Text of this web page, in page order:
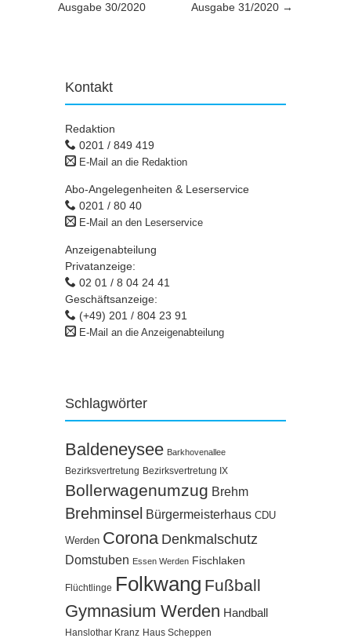
Ausgabe 30/2020
Ausgabe 31/2020 →
Kontakt
Redaktion
0201 / 849 419
E-Mail an die Redaktion
Abo-Angelegenheiten & Leserservice
0201 / 80 40
E-Mail an den Leserservice
Anzeigenabteilung
Privatanzeige:
02 01 / 8 04 24 41
Geschäftsanzeige:
(+49) 201 / 804 23 91
E-Mail an die Anzeigenabteilung
Schlagwörter
Baldeneysee Barkhovenallee
Bezirksvertretung Bezirksvertretung IX
Bollerwagenumzug Brehm
Brehminsel Bürgermeisterhaus CDU
Werden Corona Denkmalschutz
Domstuben Essen Werden Fischlaken
Flüchtlinge Folkwang Fußball
Gymnasium Werden Handball
Hanslothar Kranz Haus Scheppen